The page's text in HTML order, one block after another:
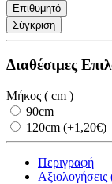
Επιθυμητό
Σύγκριση
Διαθέσιμες
Μήκος ( cm )
90cm
120cm (+1,20€)
Περιγραφή
Αξιολογήσεις